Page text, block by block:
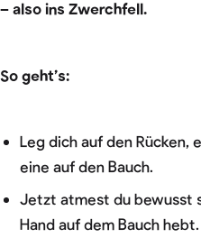
– also ins Zwerchfell.
So geht’s:
Leg dich auf den Rücken,
eine auf den Bauch.
Jetzt atmest du bewusst
Hand auf dem Bauch hebt.